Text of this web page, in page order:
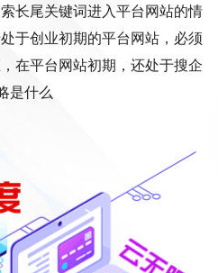
长尾关键词进入平台网站的情
于创业初期的平台网站，必须
在平台网站初期，还处于搜企
是什么